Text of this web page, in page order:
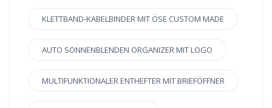
KLETTBAND-KABELBINDER MIT ÖSE CUSTOM MADE
AUTO SONNENBLENDEN ORGANIZER MIT LOGO
MULTIFUNKTIONALER ENTHEFTER MIT BRIEFÖFFNER